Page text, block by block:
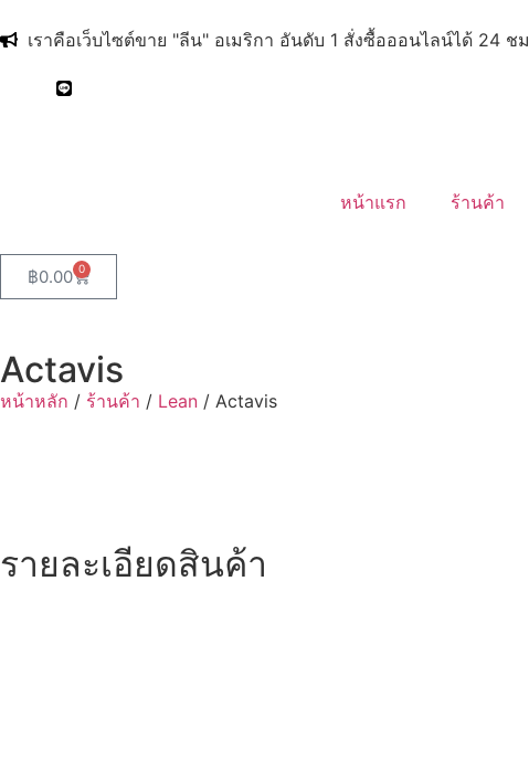
เราคือเว็บไซต์ขาย "ลีน" อเมริกา อันดับ 1 สั่งซื้อออนไลน์ได้ 24 ชม
หน้าแรก ร้านค้า
฿0.00 0
Actavis
หน้าหลัก / ร้านค้า / Lean / Actavis
รายละเอียดสินค้า